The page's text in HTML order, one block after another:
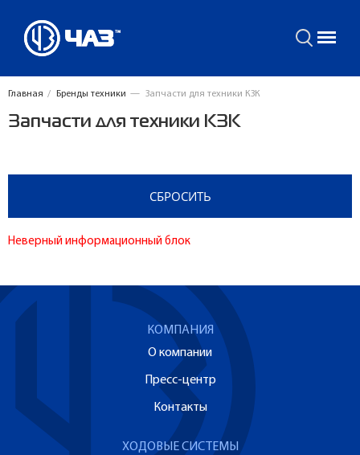
Главная / Бренды техники — Запчасти для техники КЗК
Запчасти для техники КЗК
Неверный информационный блок
КОМПАНИЯ
О компании
Пресс-центр
Контакты
ХОДОВЫЕ СИСТЕМЫ